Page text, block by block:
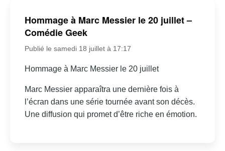
Hommage à Marc Messier le 20 juillet –
Comédie Geek
Publié le samedi 18 juillet à 17:17
Hommage à Marc Messier le 20 juillet
Marc Messier apparaîtra une dernière fois à
l’écran dans une série tournée avant son décès.
Une diffusion qui promet d’être riche en émotion.